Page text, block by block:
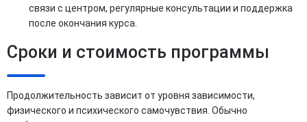
связи с центром, регулярные консультации и поддержка
после окончания курса.
Сроки и стоимость программы
Продолжительность зависит от уровня зависимости,
физического и психического самочувствия. Обычно